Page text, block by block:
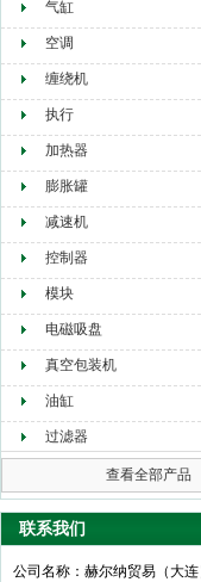
气缸
空调
缠绕机
执行
加热器
膨胀罐
减速机
控制器
模块
电磁吸盘
真空包装机
油缸
过滤器
查看全部产品
联系我们
公司名称：赫尔纳贸易（大连